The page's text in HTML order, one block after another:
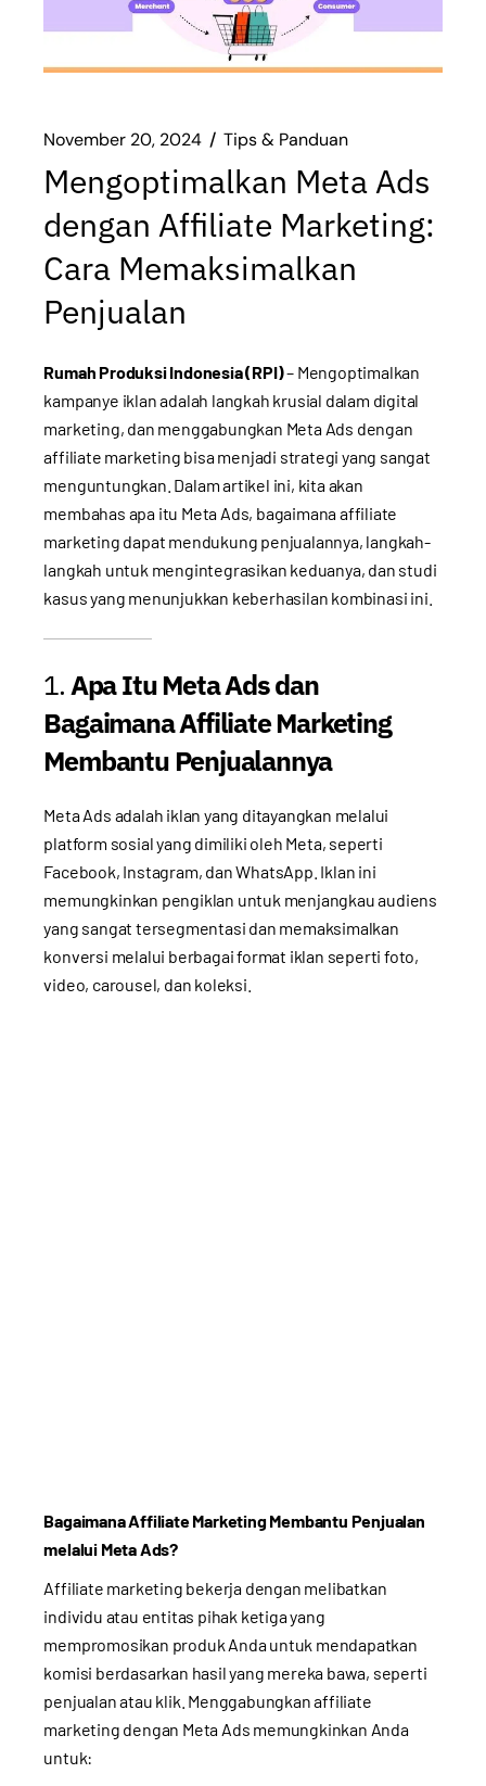
November 20, 2024 Tips & Panduan
Mengoptimalkan Meta Ads
dengan Affiliate Marketing:
Cara Memaksimalkan
Penjualan
Rumah Produksi Indonesia (RPI)– Mengoptimalkan
kampanye iklan adalah langkah krusial dalam digital
marketing, dan menggabungkan Meta Ads dengan
affiliate marketing bisa menjadi strategi yang sangat
menguntungkan. Dalam artikel ini, kita akan
membahas apa itu Meta Ads, bagaimana affiliate
marketing dapat mendukung penjualannya, langkah-
langkah untuk mengintegrasikan keduanya, dan studi
kasus yang menunjukkan keberhasilan kombinasi ini.
1.Apa Itu Meta Ads dan
Bagaimana Affiliate Marketing
Membantu Penjualannya
Meta Ads adalah iklan yang ditayangkan melalui
platform sosial yang dimiliki oleh Meta, seperti
Facebook, Instagram, dan WhatsApp. Iklan ini
memungkinkan pengiklan untuk menjangkau audiens
yang sangat tersegmentasi dan memaksimalkan
konversi melalui berbagai format iklan seperti foto,
video, carousel, dan koleksi.
Bagaimana Affiliate Marketing Membantu Penjualan
melalui Meta Ads?
Affiliate marketing bekerja dengan melibatkan
individu atau entitas pihak ketiga yang
mempromosikan produk Anda untuk mendapatkan
komisi berdasarkan hasil yang mereka bawa, seperti
penjualan atau klik. Menggabungkan affiliate
marketing dengan Meta Ads memungkinkan Anda
untuk: